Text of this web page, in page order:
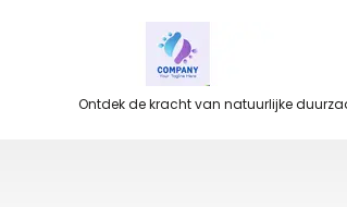
Ontdek de kracht van natuurlijke